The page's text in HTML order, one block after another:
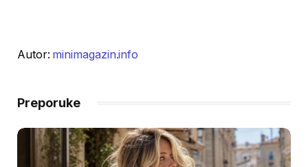
Autor: minimagazin.info
Preporuke